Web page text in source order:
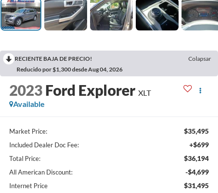
RECIENTE BAJA DE PRECIO!
Colapsar
Reducido por $1,300 desde Aug 04, 2026
2023 Ford Explorer XLT
Available
Market Price: $35,495
Included Dealer Doc Fee: +$699
Total Price: $36,194
All American Discount: -$4,699
Internet Price $31,495